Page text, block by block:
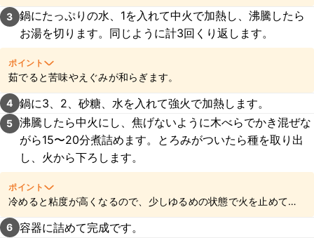
3 鍋にたっぷりの水、1を入れて中火で加熱し、沸騰したら
お湯を切ります。同じように計3回くり返します。
ポイント
茹でると苦味やえぐみが和らぎます。
4 鍋に3、2、砂糖、水を入れて強火で加熱します。
5 沸騰したら中火にし、焦げないように木べらでかき混ぜな
がら15〜20分煮詰めます。とろみがついたら種を取り出
し、火から下ろします。
ポイント
冷めると粘度が高くなるので、少しゆるめの状態で火を止めてく
ださいね。
6 容器に詰めて完成です。